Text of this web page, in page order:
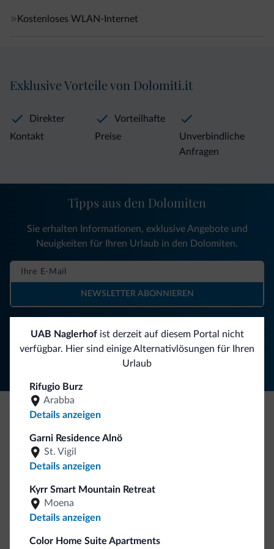
Kostenloses WLAN-Internet
UAB Naglerhofist derzeit auf diesem Portal nicht
verfügbar. Hier sind einige Alternativlösungen für Ihren
Urlaub
Rifugio Burz
Arabba
Details anzeigen
Garni Residence Alnö
St. Vigil
Details anzeigen
Kyrr Smart Mountain Retreat
Moena
Details anzeigen
Color Home Suite Apartments
Exklusive Vorteile von Dolomiti.it
Direkter
Kontakt
Vorteilhafte
Preise
Unverbindliche
Anfragen
Folgen Sie Dolomiti.it auf
Tipps aus den Dolomiten
Sie erhalten Informationen, exklusive Angebote und
Neuigkeiten für Ihren Urlaub in den Dolomiten.
NEWSLETTER ABONNIEREN
Kollektion
So viele von Ihnen haben uns gefragt. Die neue Kollektion